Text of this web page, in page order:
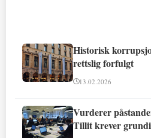
Historisk
rettslig forfulgt
13.02.2026
Vurderer
Tillit krever